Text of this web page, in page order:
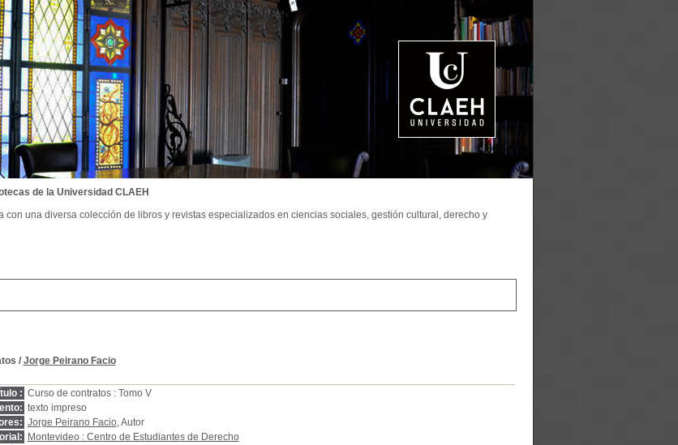
/ Jorge Peirano Facio
: Curso de contratos : Tomo V
texto impreso
Jorge Peirano Facio, Autor
Montevideo : Centro de Estudiantes de Derecho
de la Universidad CLAEH
con una diversa colección de libros y revistas especializados en ciencias sociales, gestión cultural, derecho y